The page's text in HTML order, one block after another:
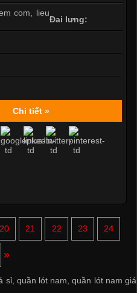
Đai lưng:
Chi tiết »
20 21 22 23 24
»
sỉ, quần lót nam ,quần lót nam giá
nữ hè thu 2017
nam và nữ 2017